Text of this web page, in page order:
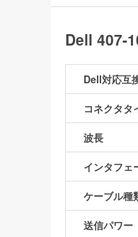
Dell 407-
Dell対応互
コネクタタ
波長
インタフェ
ケーブル種
送信パワー